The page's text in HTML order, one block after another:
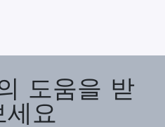
도움을 받
세요